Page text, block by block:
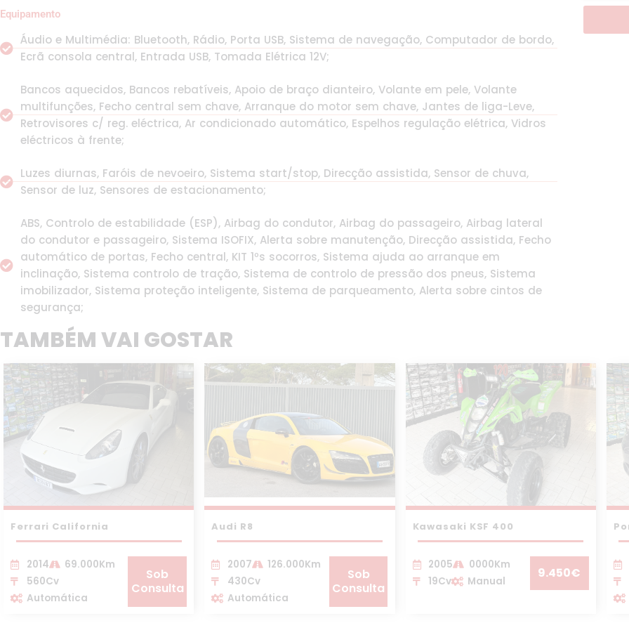
Equipamento
Áudio e Multimédia: Bluetooth, Rádio, Porta USB, Sistema de navegação, Computador de bordo,
Ecrã consola central, Entrada USB, Tomada Elétrica 12V;
Bancos aquecidos, Bancos rebatíveis, Apoio de braço dianteiro, Volante em pele, Volante
multifunções, Fecho central sem chave, Arranque do motor sem chave, Jantes de liga-Leve,
Retrovisores c/ reg. eléctrica, Ar condicionado automático, Espelhos regulação elétrica, Vidros
eléctricos à frente;
Luzes diurnas, Faróis de nevoeiro, Sistema start/stop, Direcção assistida, Sensor de chuva,
Sensor de luz, Sensores de estacionamento;
ABS, Controlo de estabilidade (ESP), Airbag do condutor, Airbag do passageiro, Airbag lateral
do condutor e passageiro, Sistema ISOFIX, Alerta sobre manutenção, Direcção assistida, Fecho
automático de portas, Fecho central, KIT 1ºs socorros, Sistema ajuda ao arranque em
inclinação, Sistema controlo de tração, Sistema de controlo de pressão dos pneus, Sistema
imobilizador, Sistema proteção inteligente, Sistema de parqueamento, Alerta sobre cintos de
segurança;
TAMBÉM VAI GOSTAR
Ferrari California
2014
69.000Km
560Cv
Automática
Sob
Consulta
Audi R8
2007
126.000Km
430Cv
Automática
Sob
Consulta
Kawasaki KSF 400
2005
0000Km
19Cv
Manual
9.450€